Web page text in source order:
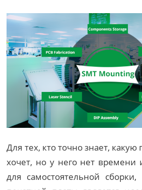
Для тех, кто точно знает,
хочет, но у него нет времени
для самостоятельной сборки,